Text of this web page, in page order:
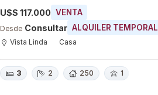
U$S 117.000 VENTA
Desde Consultar ALQUILER TEMPORAL
Vista Linda Casa
3 2 250 1